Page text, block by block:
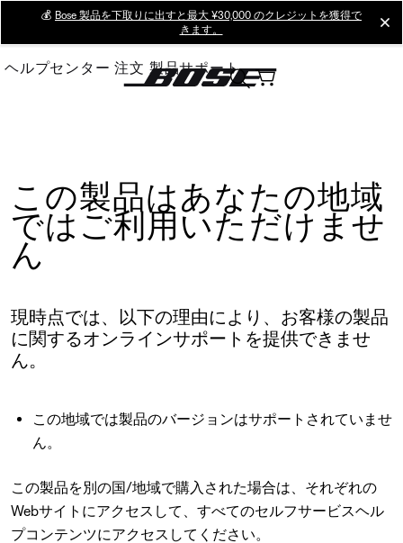
Main
💰 Bose 製品を下取りに出すと最大 ¥30,000 のクレジットを獲得で
きます。
ヘルプセンター 注文 製品サポート
この製品はあなたの地域
ではご利用いただけませ
ん
現時点では、以下の理由により、お客様の製品
に関するオンラインサポートを提供できませ
ん。
この地域では製品のバージョンはサポートされていませ
ん。
この製品を別の国/地域で購入された場合は、それぞれの
Webサイトにアクセスして、すべてのセルフサービスヘル
プコンテンツにアクセスしてください。